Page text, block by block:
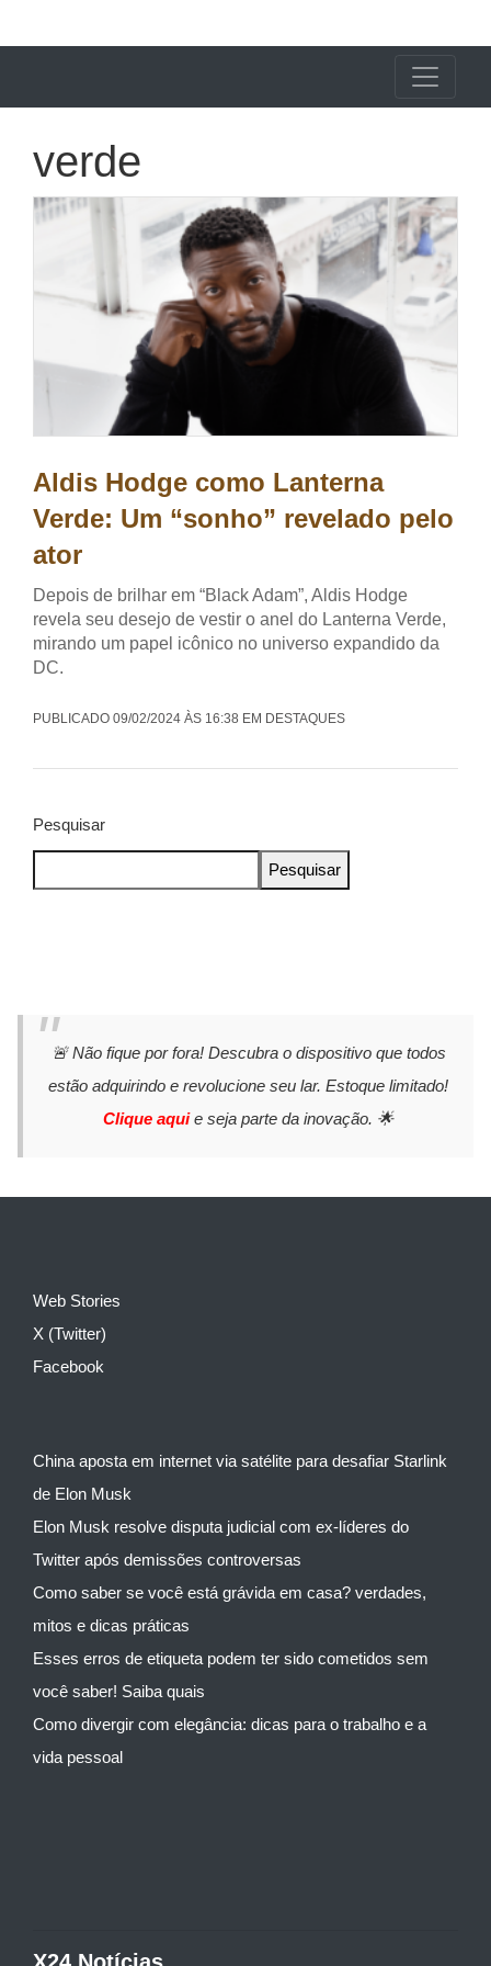
verde
Aldis Hodge como Lanterna
Verde: Um “sonho” revelado pelo
ator
Depois de brilhar em “Black Adam”, Aldis Hodge
revela seu desejo de vestir o anel do Lanterna Verde,
mirando um papel icônico no universo expandido da
DC.
PUBLICADO 09/02/2024 ÀS 16:38 EM DESTAQUES
Pesquisar
Pesquisar
🚨 Não fique por fora! Descubra o dispositivo que todos
estão adquirindo e revolucione seu lar. Estoque limitado!
Clique aquie seja parte da inovação. 🌟
Web Stories
X (Twitter)
Facebook
China aposta em internet via satélite para desafiar Starlink
de Elon Musk
Elon Musk resolve disputa judicial com ex-líderes do
Twitter após demissões controversas
Como saber se você está grávida em casa? verdades,
mitos e dicas práticas
Esses erros de etiqueta podem ter sido cometidos sem
você saber! Saiba quais
Como divergir com elegância: dicas para o trabalho e a
vida pessoal